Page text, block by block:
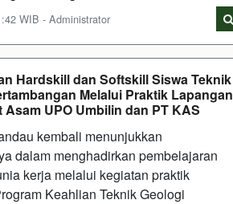
WIB - Administrator
Hardskill dan Softskill Siswa Teknik
Melalui Praktik Lapangan
Asam UPO Umbilin dan PT KAS
kembali menunjukkan
dalam menghadirkan pembelajaran
kerja melalui kegiatan praktik
Keahlian Teknik Geologi